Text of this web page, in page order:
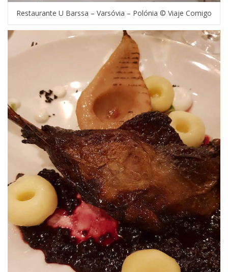
Restaurante U Barssa – Varsóvia – Polónia © Viaje Comigo